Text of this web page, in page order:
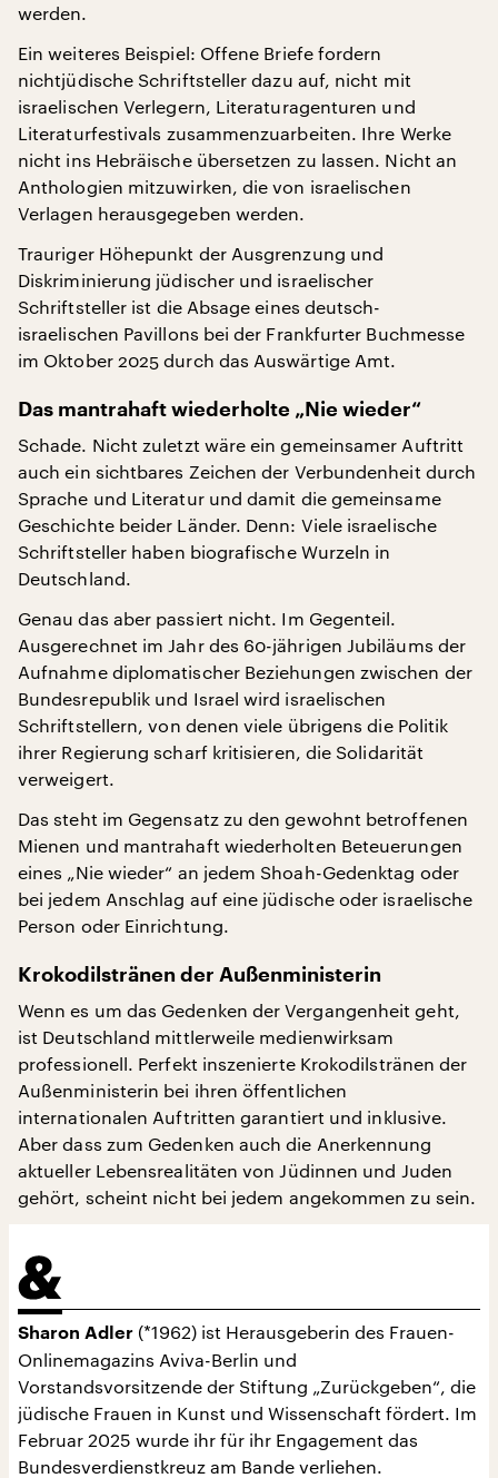
werden.
Ein weiteres Beispiel: Offene Briefe fordern
nichtjüdische Schriftsteller dazu auf, nicht mit
israelischen Verlegern, Literaturagenturen und
Literaturfestivals zusammenzuarbeiten. Ihre Werke
nicht ins Hebräische übersetzen zu lassen. Nicht an
Anthologien mitzuwirken, die von israelischen
Verlagen herausgegeben werden.
Trauriger Höhepunkt der Ausgrenzung und
Diskriminierung jüdischer und israelischer
Schriftsteller ist die Absage eines deutsch-
israelischen Pavillons bei der Frankfurter Buchmesse
im Oktober 2025 durch das Auswärtige Amt.
Das mantrahaft wiederholte „Nie wieder“
Schade. Nicht zuletzt wäre ein gemeinsamer Auftritt
auch ein sichtbares Zeichen der Verbundenheit durch
Sprache und Literatur und damit die gemeinsame
Geschichte beider Länder. Denn: Viele israelische
Schriftsteller haben biografische Wurzeln in
Deutschland.
Genau das aber passiert nicht. Im Gegenteil.
Ausgerechnet im Jahr des 60-jährigen Jubiläums der
Aufnahme diplomatischer Beziehungen zwischen der
Bundesrepublik und Israel wird israelischen
Schriftstellern, von denen viele übrigens die Politik
ihrer Regierung scharf kritisieren, die Solidarität
verweigert.
Das steht im Gegensatz zu den gewohnt betroffenen
Mienen und mantrahaft wiederholten Beteuerungen
eines „Nie wieder“ an jedem Shoah-Gedenktag oder
bei jedem Anschlag auf eine jüdische oder israelische
Person oder Einrichtung.
Krokodilstränen der Außenministerin
Wenn es um das Gedenken der Vergangenheit geht,
ist Deutschland mittlerweile medienwirksam
professionell. Perfekt inszenierte Krokodilstränen der
Außenministerin bei ihren öffentlichen
internationalen Auftritten garantiert und inklusive.
Aber dass zum Gedenken auch die Anerkennung
aktueller Lebensrealitäten von Jüdinnen und Juden
gehört, scheint nicht bei jedem angekommen zu sein.
Sharon Adler (*1962) ist Herausgeberin des Frauen-
Onlinemagazins Aviva-Berlin und
Vorstandsvorsitzende der Stiftung „Zurückgeben“, die
jüdische Frauen in Kunst und Wissenschaft fördert. Im
Februar 2025 wurde ihr für ihr Engagement das
Bundesverdienstkreuz am Bande verliehen.